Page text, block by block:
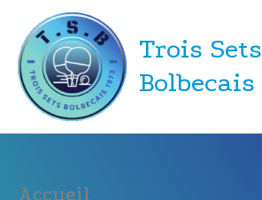
contenu
Trois Sets
Bolbecais
Accueil